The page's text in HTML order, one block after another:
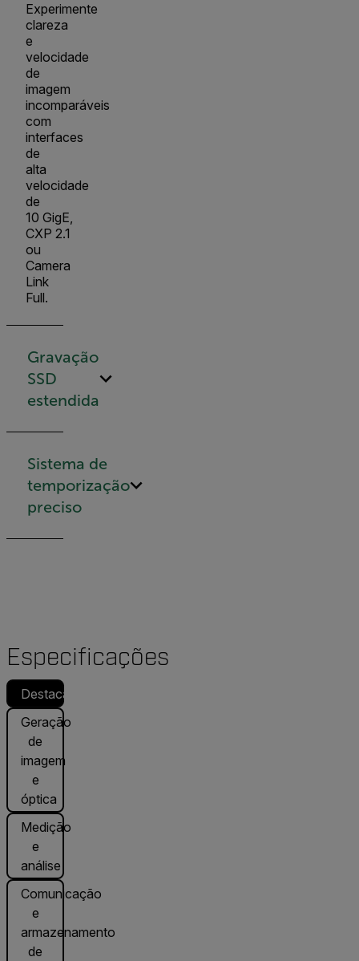
Experimente
clareza
e
velocidade
de
imagem
incomparáveis
com
interfaces
de
alta
velocidade
de
10 GigE,
CXP 2.1
ou
Camera
Link
Full.
Gravação
SSD
estendida
Sistema de
temporização
preciso
Especificações
Destacado
Geração
de
imagem
e
óptica
Medição
e
análise
Comunicação
e
armazenamento
de